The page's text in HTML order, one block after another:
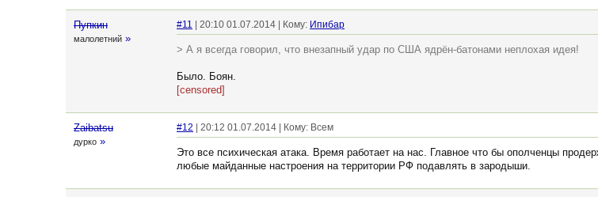
Пупкин
малолетний »
#11 | 20:10 01.07.2014 | Кому: Ипибар
> А я всегда говорил, что внезапный удар по США ядрён-батонами неплохая идея!
Было. Боян.
[censored]
Zaibatsu
дурко »
#12 | 20:12 01.07.2014 | Кому: Всем
Это все психическая атака. Время работает на нас. Главное что бы ополченцы
любые майданные настроения на территории РФ подавлять в зародыши.